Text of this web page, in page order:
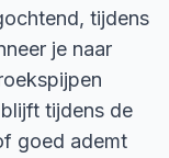
tijdens
je naar
tijdens de
goed ademt